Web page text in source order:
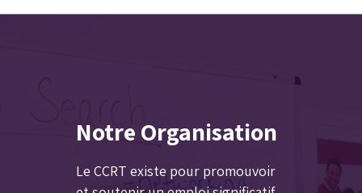
Notre Organisation
Le CCRT existe pour promouvoir